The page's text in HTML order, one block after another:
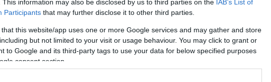
This information may also be disclosed by us to third parties on the IAB’s List of
Participants that may further disclose it to other third parties.
that this website/app uses one or more Google services and may gather and store
but not limited to your visit or usage behaviour. You may click to grant or
to Google and its third-party tags to use your data for below specified purposes
consent section.
μας στοGoogle News